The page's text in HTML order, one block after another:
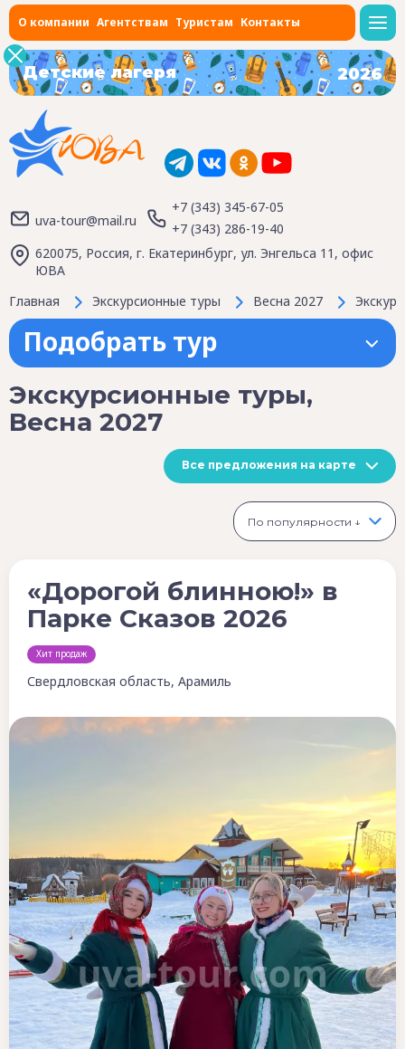
О компании Агентствам Туристам Контакты
Детские лагеря 2026
uva-tour@mail.ru
+7 (343) 345-67-05
+7 (343) 286-19-40
620075, Россия, г. Екатеринбург, ул. Энгельса 11, офис
ЮВА
Главная
Экскурсионные туры Весна 2027
Подобрать тур
Экскурсионные туры,
Весна 2027
Все предложения на карте
По популярности ↓
«Дорогой блинною!» в
Парке Сказов 2026
Хит продаж
Свердловская область, Арамиль